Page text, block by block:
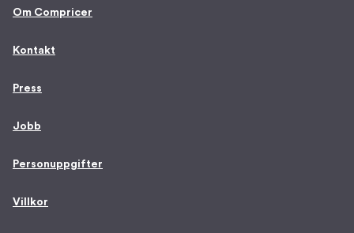
Om Compricer
Kontakt
Press
Jobb
Personuppgifter
Villkor